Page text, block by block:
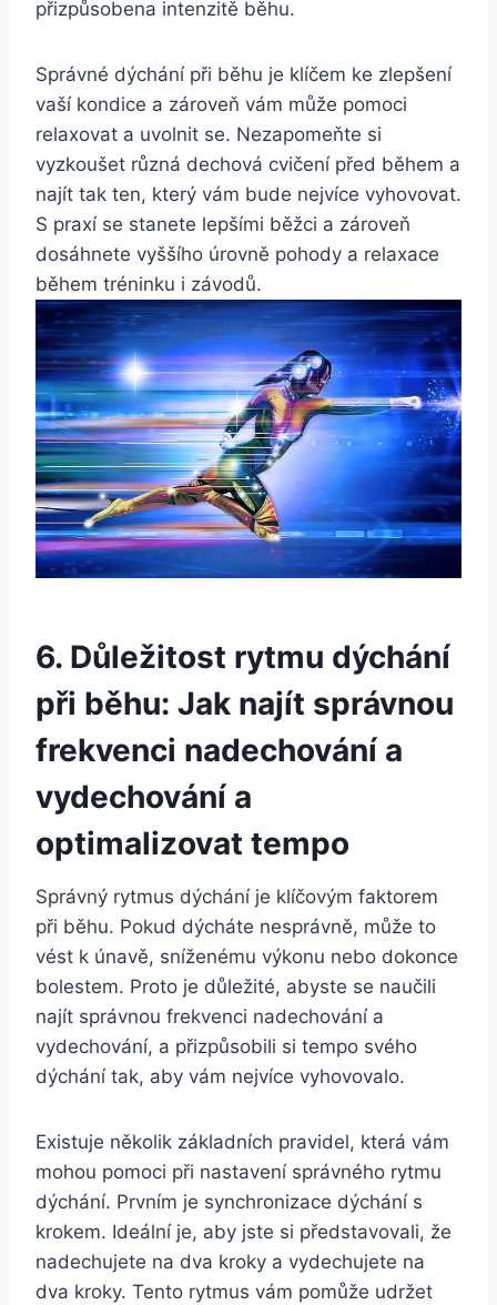
přizpůsobena intenzitě běhu.
Správné dýchání při běhu je klíčem ke zlepšení
vaší kondice a zároveň vám může pomoci
relaxovat a uvolnit se. Nezapomeňte si
vyzkoušet různá dechová cvičení před během a
najít tak ten, který vám bude nejvíce vyhovovat.
S praxí se stanete lepšími běžci a zároveň
dosáhnete vyššího úrovně pohody a relaxace
během tréninku i závodů.
6. Důležitost rytmu dýchání
při běhu: Jak najít správnou
frekvenci nadechování a
vydechování a
optimalizovat tempo
Správný rytmus dýchání je klíčovým faktorem
při běhu. Pokud dýcháte nesprávně, může to
vést k únavě, sníženému výkonu nebo dokonce
bolestem. Proto je důležité, abyste se naučili
najít správnou frekvenci nadechování a
vydechování, a přizpůsobili si tempo svého
dýchání tak, aby vám nejvíce vyhovovalo.
Existuje několik základních pravidel, která vám
mohou pomoci při nastavení správného rytmu
dýchání. Prvním je synchronizace dýchání s
krokem. Ideální je, aby jste si představovali, že
nadechujete na dva kroky a vydechujete na
dva kroky. Tento rytmus vám pomůže udržet